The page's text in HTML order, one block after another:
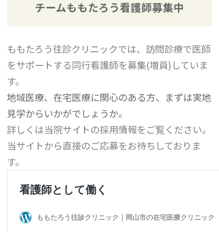
チームももたろう看護師募集中
ももたろう往診クリニックでは、訪問診療で医師
をサポートする同行看護師を募集(増員)していま
す。
地域医療、在宅医療に関心のある方、まずは実地
見学からいかがでしょうか。
詳しくは当院サイトの採用情報をご覧ください。
当サイトから直接のご応募をお待ちしておりま
す。